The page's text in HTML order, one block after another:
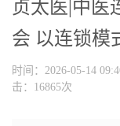
贞太医|中医
会 以连锁模
时间：2026-05-14
击：16865次